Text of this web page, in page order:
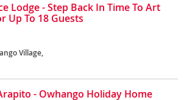
Lodge - Step Back In Time To Art
Up To 18 Guests
Village,
- Owhango Holiday Home